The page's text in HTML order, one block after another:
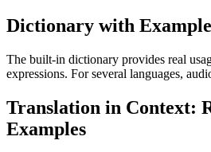
Dictionary with
The built-in dictionary provides real
expressions. For several languages,
Translation in Context:
Examples